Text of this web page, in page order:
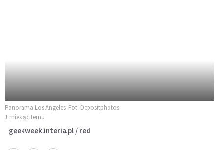
Panorama Los Angeles. Fot. Depositphotos
1 miesiąc temu
geekweek.interia.pl / red